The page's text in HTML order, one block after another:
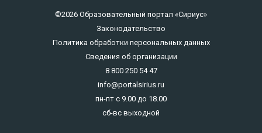
©2026 Образовательный портал «Сириус»
Законодательство
Политика обработки персональных данных
Сведения об организации
8 800 250 54 47
info@portalsirius.ru
пн-пт с 9.00 до 18.00
сб-вс выходной